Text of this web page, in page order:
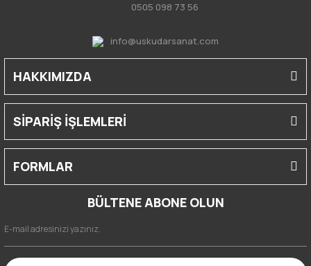
0505 098 73 56
info@uskudarsanat.com
HAKKIMIZDA
SİPARİŞ İŞLEMLERİ
FORMLAR
BÜLTENE ABONE OLUN